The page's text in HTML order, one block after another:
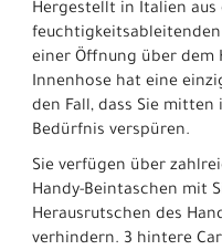
Hergestellt in Italien aus
einer Öffnung über dem
Innenhose hat eine
den Fall, dass Sie
Bedürfnis verspüren.
Sie verfügen über
Handy-Beintaschen mit
Herausrutschen des
verhindern. 3 hintere